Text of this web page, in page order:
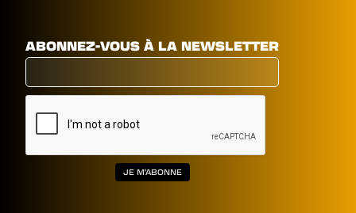
ABONNEZ-VOUS À LA NEWSLETTER